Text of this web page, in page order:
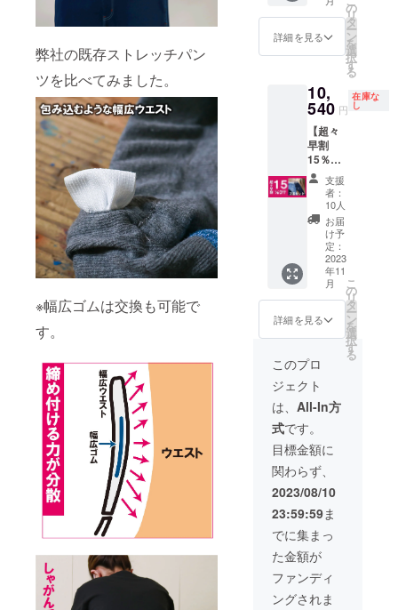
弊社の既存ストレッチパン
ツを比べてみました。
※幅広ゴムは交換も可能で
す。
ムパン
ツ 通常
6,200円
を5,270
円にて
しま
す。 ※
送料、
税込み
価格と
なって
おりま
す。 ※
割引率
は販売
予定価
格に送
料を含
む合計
金額に
対する
もので
詳細を見る
の
リ
タ
ー
ン
を
選
択
す
る
10,
540 円
在庫な
し
【超々
早割
15％OF
F】快適
ルーム
ウエ
ア、部
屋着の
テラス
トレッ
チデニ
ムパン
ツ。パ
ジャマ
通常
12,400
円を
10540
円にて
お届け
しま
す。 ※
送料、
税込み
価格と
なって
おりま
す。 ※
割引率
は販売
予定価
格に送
料を含
む合計
支援
者：
10人
お届
け予
定：
2023
年11
月
詳細を見る
こ
の
リ
タ
ー
ン
を
選
択
す
る
このプロ
ジェクト
は、 All-In方
式です。
目標金額に
関わらず、
2023/08/10
23:59:59ま
でに集まっ
た金額が
ファンディ
ングされま